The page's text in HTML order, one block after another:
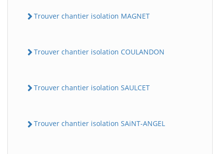
Trouver chantier isolation MAGNET
Trouver chantier isolation COULANDON
Trouver chantier isolation SAULCET
Trouver chantier isolation SAiNT-ANGEL